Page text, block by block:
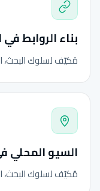
بناء الروابط في
مُكيّف لسلوك البحث،
السيو المحلي
مُكيّف لسلوك البحث،